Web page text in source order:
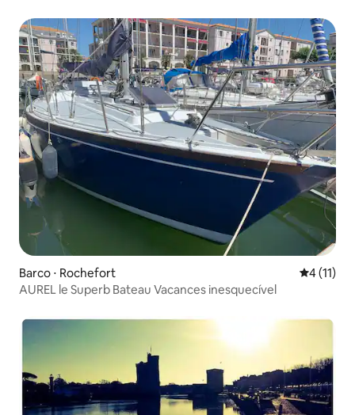
Barco ⋅ Rochefort 4 de uma
4 (11)
AUREL le Superb Bateau Vacances inesquecível